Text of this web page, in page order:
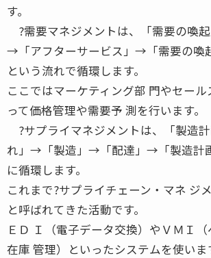
す。
?需要マネジメントは、「需要の喚
→「アフターサービス」→「需要の喚
という流れで循環します。
ここではマーケティング部 門やセー
って価格管理や需要予 測を行います。
?サプライマネジメントは、「製造
れ」→「製造」→「配達」→「製造計
に循環します。
これまで?サプライチェーン・マネ ジ
と呼ばれてきた活動です。
ＥＤ Ｉ（電子データ交換）やＶＭＩ
在庫 管理）といったシステムを使いま